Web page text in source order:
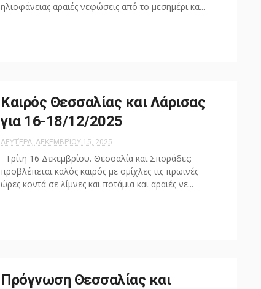
ηλιοφάνειας αραιές νεφώσεις από το μεσημέρι κα...
Καιρός Θεσσαλίας και Λάρισας
για 16-18/12/2025
ΔΕΥΤΈΡΑ, ΔΕΚΕΜΒΡΊΟΥ 15, 2025
Τρίτη 16 Δεκεμβρίου. Θεσσαλία και Σποράδες:
προβλέπεται καλός καιρός με ομίχλες τις πρωινές
ώρες κοντά σε λίμνες και ποτάμια και αραιές νε...
Πρόγνωση Θεσσαλίας και